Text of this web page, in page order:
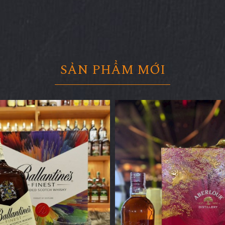
Tamnavulin Port Cask...
900.000 đ
Rượu Dalmore King
7.100.000 đ